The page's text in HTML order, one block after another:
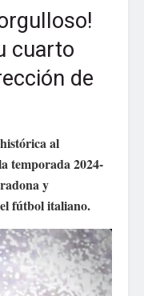
cuarto
de
al
temporada 2024-
y
fútbol italiano.